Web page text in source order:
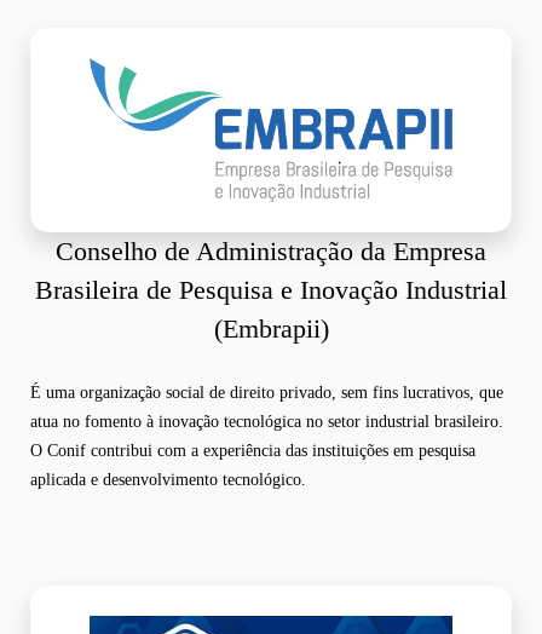
Conselho de Administração da Empresa
Brasileira de Pesquisa e Inovação Industrial
(Embrapii)
É uma organização social de direito privado, sem fins lucrativos, que
atua no fomento à inovação tecnológica no setor industrial brasileiro.
O Conif contribui com a experiência das instituições em pesquisa
aplicada e desenvolvimento tecnológico.